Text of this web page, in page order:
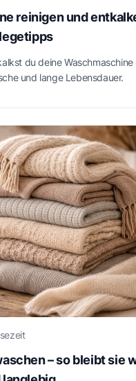
reinigen und
du deine Waschmaschine
und lange Lebensdauer.
– so bleibt sie